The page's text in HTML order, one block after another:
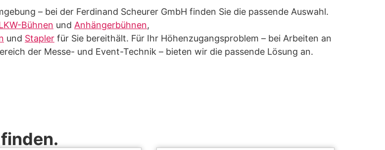
– bei der Ferdinand Scheurer GmbH finden Sie die passende Auswahl.
Bühnen und Anhängerbühnen,
und Stapler für Sie bereithält. Für Ihr Höhenzugangsproblem – bei Arbeiten an
der Messe- und Event-Technik – bieten wir die passende Lösung an.